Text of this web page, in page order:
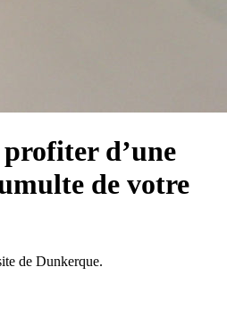
profiter d’une
de votre
de Dunkerque.